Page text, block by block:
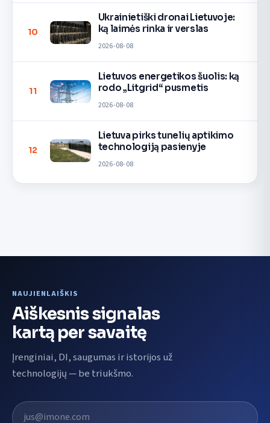
10
Ukrainietiški dronai Lietuvoje:
ką laimės rinka ir verslas
2026-08-08
11
Lietuvos energetikos šuolis: ką
rodo „Litgrid“ pusmetis
2026-08-08
12
Lietuva pirks tunelių aptikimo
technologiją pasienyje
2026-08-08
NAUJIENLAIŠKIS
Aiškesnis signalas
kartą per savaitę
Įrenginiai, DI, saugumas ir istorijos už
technologijų — be triukšmo.
El. pašto adresas